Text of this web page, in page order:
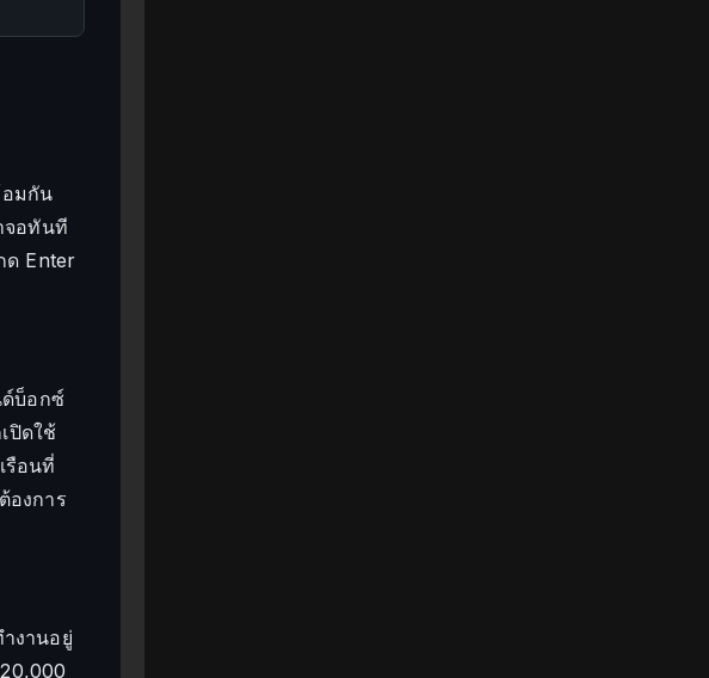
มกัน
จอทันที
ด Enter
บ็อกซ์
ปิดใช้
รือนที่
องการ
งานอยู่